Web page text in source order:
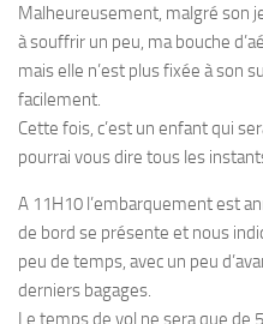
Malheureusement, malgré son
à souffrir un peu, ma bouche
mais elle n’est plus fixée à son
facilement.
Cette fois, c’est un enfant qui
pourrai vous dire tous les
A 11H10 l’embarquement est
de bord se présente et nous
peu de temps, avec un peu
derniers bagages.
Le temps de vol ne sera que de